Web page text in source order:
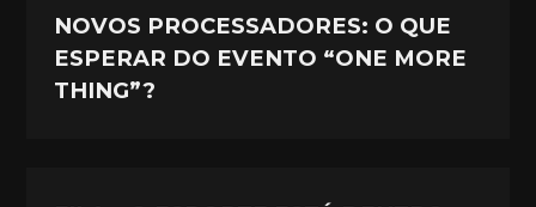
NOVOS PROCESSADORES: O QUE
ESPERAR DO EVENTO “ONE MORE
THING”?